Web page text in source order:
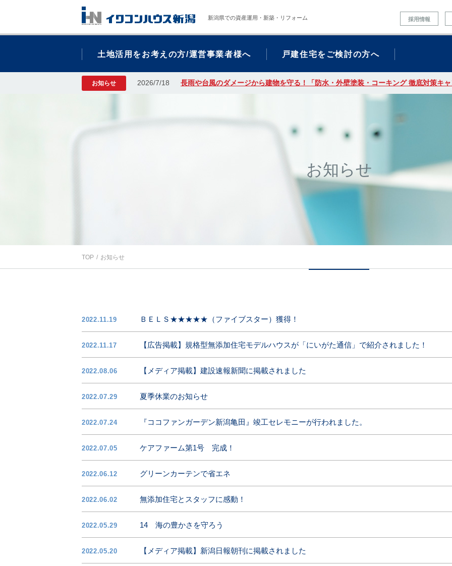
新潟県での資産運用・新築・リフォーム 採用情報
土地活用をお考えの方/運営事業者様へ 戸建住宅をご検討の方へ
お知らせ 2026/7/18 長雨や台風のダメージから建物を守る！「防水・外壁塗装・コーキング 徹底対策キ
お知らせ
TOP お知らせ
2022.11.19 ＢＥＬＳ★★★★★（ファイブスター）獲得！
2022.11.17 【広告掲載】規格型無添加住宅モデルハウスが「にいがた通信」で紹介されました！
2022.08.06 【メディア掲載】建設速報新聞に掲載されました
2022.07.29 夏季休業のお知らせ
2022.07.24 『ココファンガーデン新潟亀田』竣工セレモニーが行われました。
2022.07.05 ケアファーム第1号 完成！
2022.06.12 グリーンカーテンで省エネ
2022.06.02 無添加住宅とスタッフに感動！
2022.05.29 14 海の豊かさを守ろう
2022.05.20 【メディア掲載】新潟日報朝刊に掲載されました